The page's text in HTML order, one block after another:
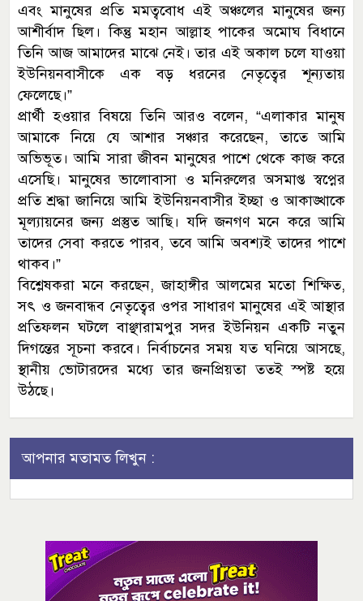
এবং মানুষের প্রতি মমত্ববোধ এই অঞ্চলের মানুষের জন্য
আশীর্বাদ ছিল। কিন্তু মহান আল্লাহ পাকের অমোঘ বিধানে
তিনি আজ আমাদের মাঝে নেই। তার এই অকাল চলে যাওয়া
ইউনিয়নবাসীকে এক বড় ধরনের নেতৃত্বের শূন্যতায়
ফেলেছে।”
প্রার্থী হওয়ার বিষয়ে তিনি আরও বলেন, “এলাকার মানুষ
আমাকে নিয়ে যে আশার সঞ্চার করেছেন, তাতে আমি
অভিভূত। আমি সারা জীবন মানুষের পাশে থেকে কাজ করে
এসেছি। মানুষের ভালোবাসা ও মনিরুলের অসমাপ্ত স্বপ্নের
প্রতি শ্রদ্ধা জানিয়ে আমি ইউনিয়নবাসীর ইচ্ছা ও আকাঙ্খাকে
মূল্যায়নের জন্য প্রস্তুত আছি। যদি জনগণ মনে করে আমি
তাদের সেবা করতে পারব, তবে আমি অবশ্যই তাদের পাশে
থাকব।”
বিশ্লেষকরা মনে করছেন, জাহাঙ্গীর আলমের মতো শিক্ষিত,
সৎ ও জনবান্ধব নেতৃত্বের ওপর সাধারণ মানুষের এই আস্থার
প্রতিফলন ঘটলে বাঞ্ছারামপুর সদর ইউনিয়ন একটি নতুন
দিগন্তের সূচনা করবে। নির্বাচনের সময় যত ঘনিয়ে আসছে,
স্থানীয় ভোটারদের মধ্যে তার জনপ্রিয়তা ততই স্পষ্ট হয়ে
উঠছে।
আপনার মতামত লিখুন :